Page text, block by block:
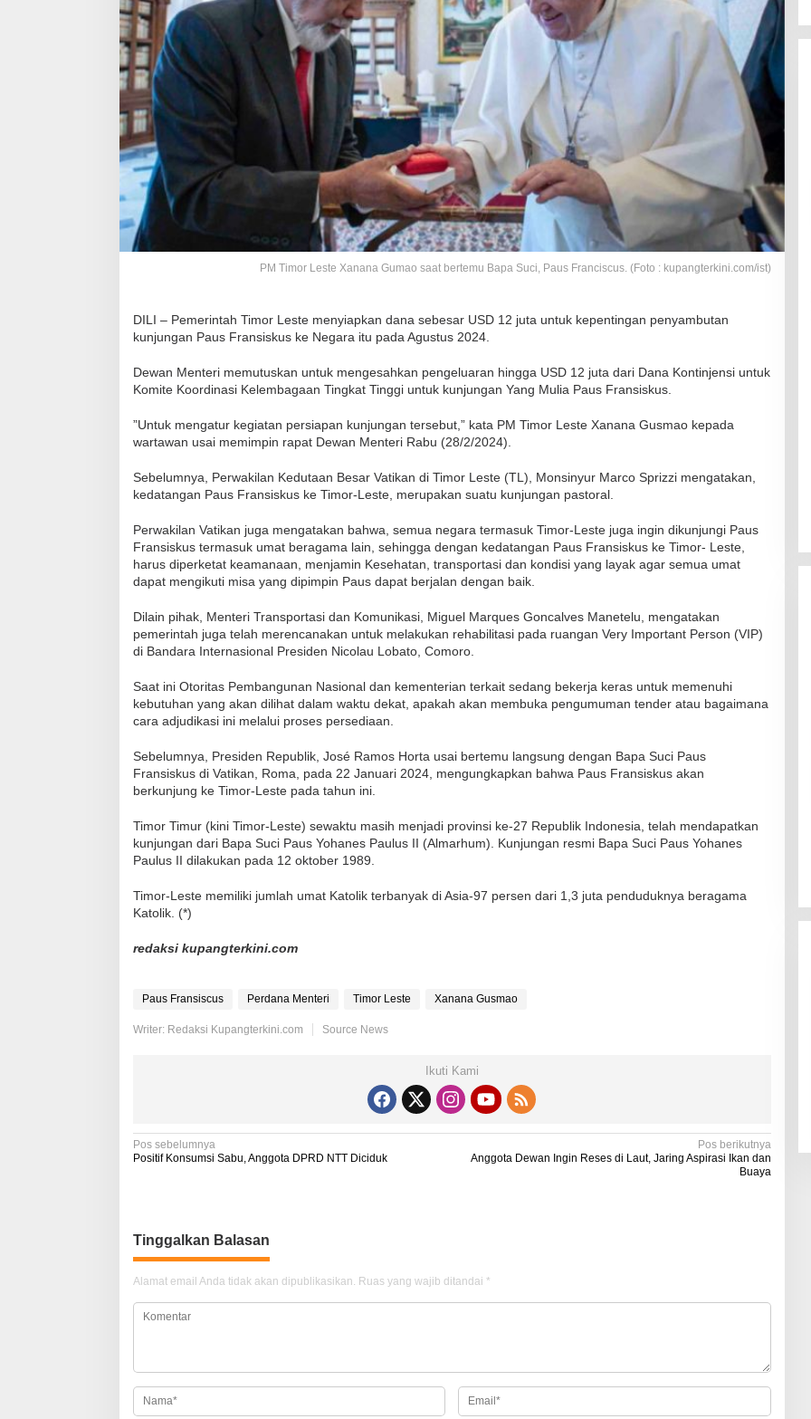
PM Timor Leste Xanana Gumao saat bertemu Bapa Suci, Paus Franciscus. (Foto : kupangterkini.com/ist)
DILI – Pemerintah Timor Leste menyiapkan dana sebesar USD 12 juta untuk kepentingan penyambutan
kunjungan Paus Fransiskus ke Negara itu pada Agustus 2024.
Dewan Menteri memutuskan untuk mengesahkan pengeluaran hingga USD 12 juta dari Dana Kontinjensi untuk
Komite Koordinasi Kelembagaan Tingkat Tinggi untuk kunjungan Yang Mulia Paus Fransiskus.
”Untuk mengatur kegiatan persiapan kunjungan tersebut,” kata PM Timor Leste Xanana Gusmao kepada
wartawan usai memimpin rapat Dewan Menteri Rabu (28/2/2024).
Sebelumnya, Perwakilan Kedutaan Besar Vatikan di Timor Leste (TL), Monsinyur Marco Sprizzi mengatakan,
kedatangan Paus Fransiskus ke Timor-Leste, merupakan suatu kunjungan pastoral.
Perwakilan Vatikan juga mengatakan bahwa, semua negara termasuk Timor-Leste juga ingin dikunjungi Paus
Fransiskus termasuk umat beragama lain, sehingga dengan kedatangan Paus Fransiskus ke Timor- Leste,
harus diperketat keamanaan, menjamin Kesehatan, transportasi dan kondisi yang layak agar semua umat
dapat mengikuti misa yang dipimpin Paus dapat berjalan dengan baik.
Dilain pihak, Menteri Transportasi dan Komunikasi, Miguel Marques Goncalves Manetelu, mengatakan
pemerintah juga telah merencanakan untuk melakukan rehabilitasi pada ruangan Very Important Person (VIP)
di Bandara Internasional Presiden Nicolau Lobato, Comoro.
Saat ini Otoritas Pembangunan Nasional dan kementerian terkait sedang bekerja keras untuk memenuhi
kebutuhan yang akan dilihat dalam waktu dekat, apakah akan membuka pengumuman tender atau bagaimana
cara adjudikasi ini melalui proses persediaan.
Sebelumnya, Presiden Republik, José Ramos Horta usai bertemu langsung dengan Bapa Suci Paus
Fransiskus di Vatikan, Roma, pada 22 Januari 2024, mengungkapkan bahwa Paus Fransiskus akan
berkunjung ke Timor-Leste pada tahun ini.
Timor Timur (kini Timor-Leste) sewaktu masih menjadi provinsi ke-27 Republik Indonesia, telah mendapatkan
kunjungan dari Bapa Suci Paus Yohanes Paulus II (Almarhum). Kunjungan resmi Bapa Suci Paus Yohanes
Paulus II dilakukan pada 12 oktober 1989.
Timor-Leste memiliki jumlah umat Katolik terbanyak di Asia-97 persen dari 1,3 juta penduduknya beragama
Katolik. (*)
redaksi kupangterkini.com
Paus Fransiscus Perdana Menteri Timor Leste Xanana Gusmao
Writer: Redaksi Kupangterkini.com Source News
Ikuti Kami
N
g
a
s
o
s
Pos sebelumnya
Positif Konsumsi Sabu, Anggota DPRD NTT Diciduk
Pos berikutnya
Anggota Dewan Ingin Reses di Laut, Jaring Aspirasi Ikan dan
Buaya
Tinggalkan Balasan
Alamat email Anda tidak akan dipublikasikan. Ruas yang wajib ditandai *
Di Kesehatan 19 Desember 2021